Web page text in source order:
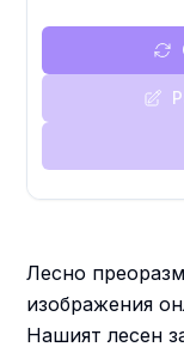
Лесно
изображения
Нашият лесен